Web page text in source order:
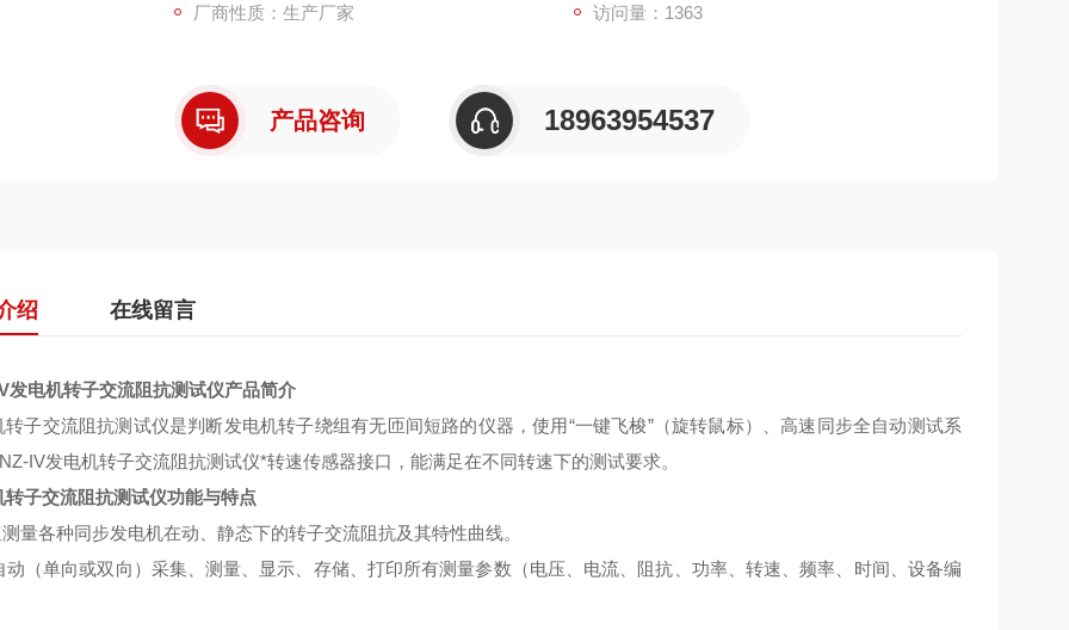
厂商性质：生产厂家 访问量：1363
产品咨询 18963954537
绍 在线留言
发电机转子交流阻抗测试仪产品简介
转子交流阻抗测试仪是判断发电机转子绕组有无匝间短路的仪器，使用“一键飞梭”（旋转鼠标）、高速同步全自动测试系
IV发电机转子交流阻抗测试仪*转速传感器接口，能满足在不同转速下的测试要求。
转子交流阻抗测试仪功能与特点
量各种同步发电机在动、静态下的转子交流阻抗及其特性曲线。
动（单向或双向）采集、测量、显示、存储、打印所有测量参数（电压、电流、阻抗、功率、转速、频率、时间、设备编